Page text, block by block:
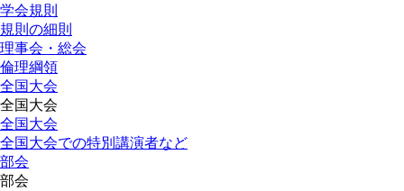
学会規則
規則の細則
理事会・総会
倫理綱領
全国大会
全国大会
全国大会
全国大会での特別講演者など
部会
部会